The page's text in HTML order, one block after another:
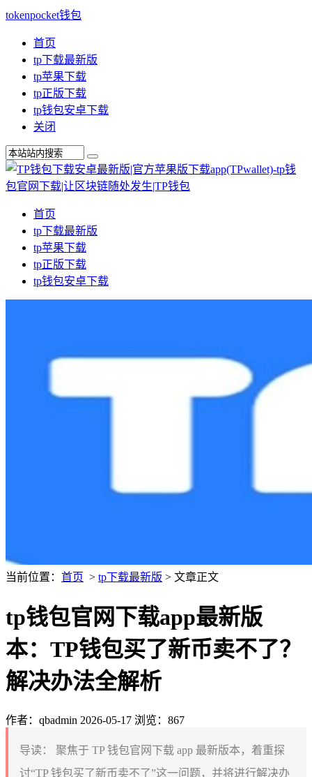
tokenpocket钱包
首页
tp下载最新版
tp苹果下载
tp正版下载
tp钱包安卓下载
关闭
首页
tp下载最新版
tp苹果下载
tp正版下载
tp钱包安卓下载
当前位置： 首页 > tp下载最新版 > 文章正文
tp钱包官网下载app最新版
本：TP钱包买了新币卖不了？
解决办法全解析
作者：qbadmin 2026-05-17 浏览：867
导读：
聚焦于 TP 钱包官网下载 app 最新版本，着重探
讨“TP 钱包买了新币卖不了”这一问题，并将进行解决办